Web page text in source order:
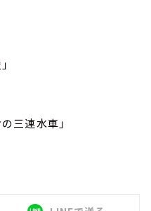
三連水車」